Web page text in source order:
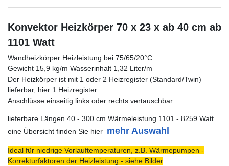
Konvektor Heizkörper 70 x 23 x ab 40 cm ab
1101 Watt
Wandheizkörper Heizleistung bei 75/65/20°C
Gewicht 15,9 kg/m Wasserinhalt 1,32 Liter/m
Der Heizkörper ist mit 1 oder 2 Heizregister (Standard/Twin)
lieferbar, hier 1 Heizregister.
Anschlüsse einseitig links oder rechts vertauschbar
lieferbare Längen 40 - 300 cm Wärmeleistung 1101 - 8259 Watt
eine Übersicht finden Sie hier mehr Auswahl
Ideal für niedrige Vorlauftemperaturen, z.B. Wärmepumpen -
Korrekturfaktoren der Heizleistung - siehe Bilder